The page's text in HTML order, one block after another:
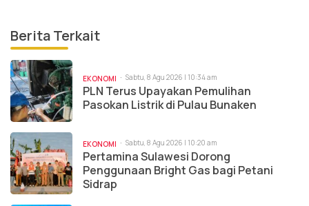
Berita Terkait
EKONOMI Sabtu, 8 Agu 2026 | 10:34 am
PLN Terus Upayakan Pemulihan
Pasokan Listrik di Pulau Bunaken
EKONOMI Sabtu, 8 Agu 2026 | 10:20 am
Pertamina Sulawesi Dorong
Penggunaan Bright Gas bagi Petani
Sidrap